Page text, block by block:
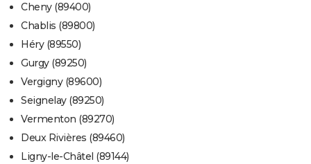
Cheny (89400)
Chablis (89800)
Héry (89550)
Gurgy (89250)
Vergigny (89600)
Seignelay (89250)
Vermenton (89270)
Deux Rivières (89460)
Ligny-le-Châtel (89144)